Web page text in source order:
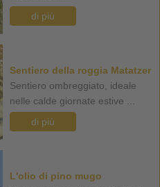
di più
Sentiero della roggia Matatzer
Sentiero ombreggiato, ideale
nelle calde giornate estive ...
di più
L'olio di pino mugo